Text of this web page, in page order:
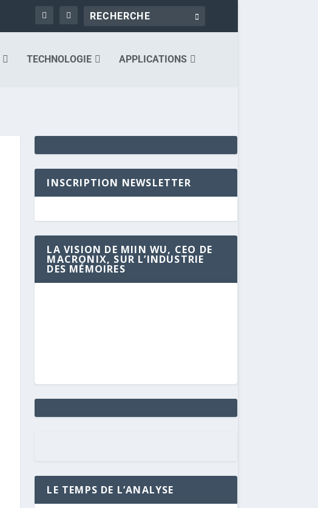
TECHNOLOGIE APPLICATIONS
INSCRIPTION NEWSLETTER
LA VISION DE MIIN WU, CEO DE
MACRONIX, SUR L’INDUSTRIE
DES MÉMOIRES
LE TEMPS DE L’ANALYSE